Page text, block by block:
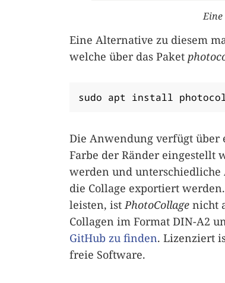
Eine Alternative zu diesem
welche über das Paket
sudo apt install
Die Anwendung verfügt
Farbe der Ränder eingestellt
werden und
die Collage exportiert
leisten, istPhotoCollage nicht
Collagen im Format DIN-A2
GitHub zu finden. Lizenziert
freie Software.